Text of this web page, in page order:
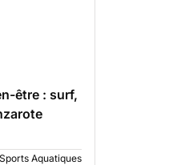
être : surf,
Sports Aquatiques